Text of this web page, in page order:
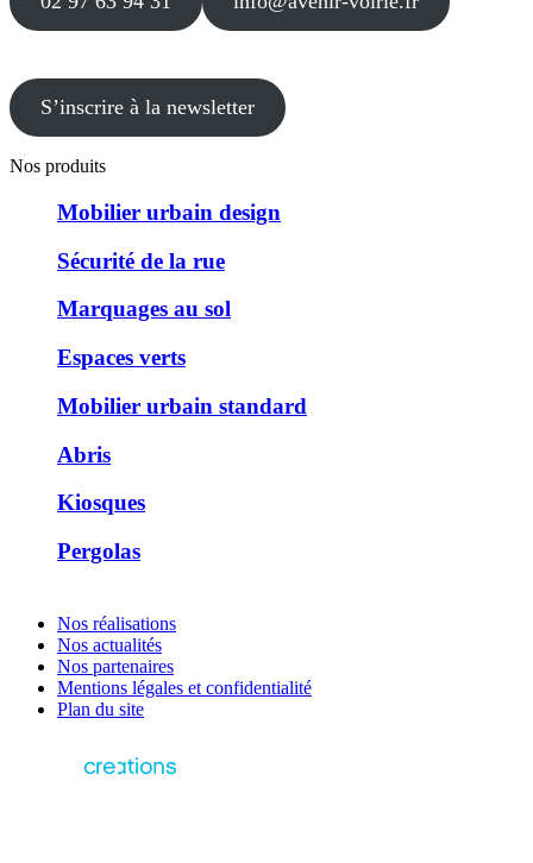
S’inscrire à la newsletter
Nos produits
Mobilier urbain design
Sécurité de la rue
Marquages au sol
Espaces verts
Mobilier urbain standard
Abris
Kiosques
Pergolas
Nos réalisations
Nos actualités
Nos partenaires
Mentions légales et confidentialité
Plan du site